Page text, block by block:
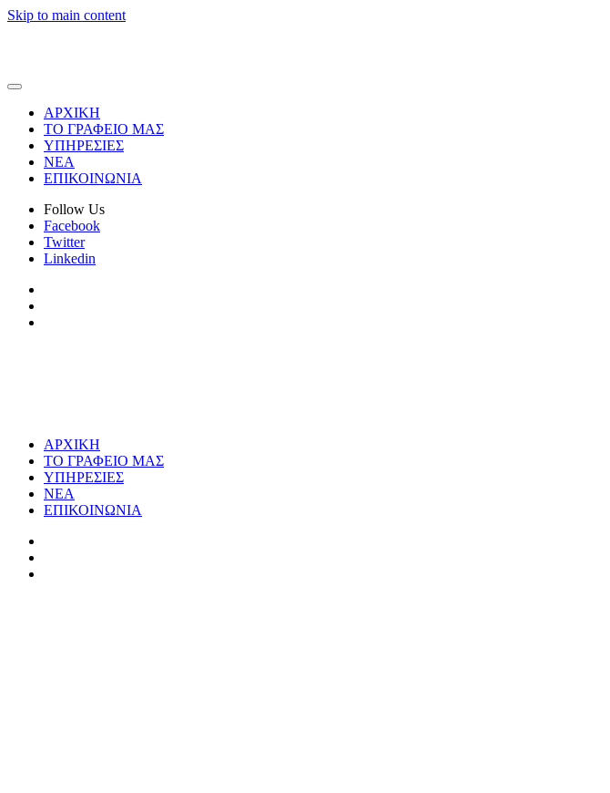
Skip to main content
ΑΡΧΙΚΗ
ΤΟ ΓΡΑΦΕΙΟ ΜΑΣ
ΥΠΗΡΕΣΙΕΣ
ΝΕΑ
ΕΠΙΚΟΙΝΩΝΙΑ
Follow Us
Facebook
Twitter
Linkedin
ΑΡΧΙΚΗ
ΤΟ ΓΡΑΦΕΙΟ ΜΑΣ
ΥΠΗΡΕΣΙΕΣ
ΝΕΑ
ΕΠΙΚΟΙΝΩΝΙΑ